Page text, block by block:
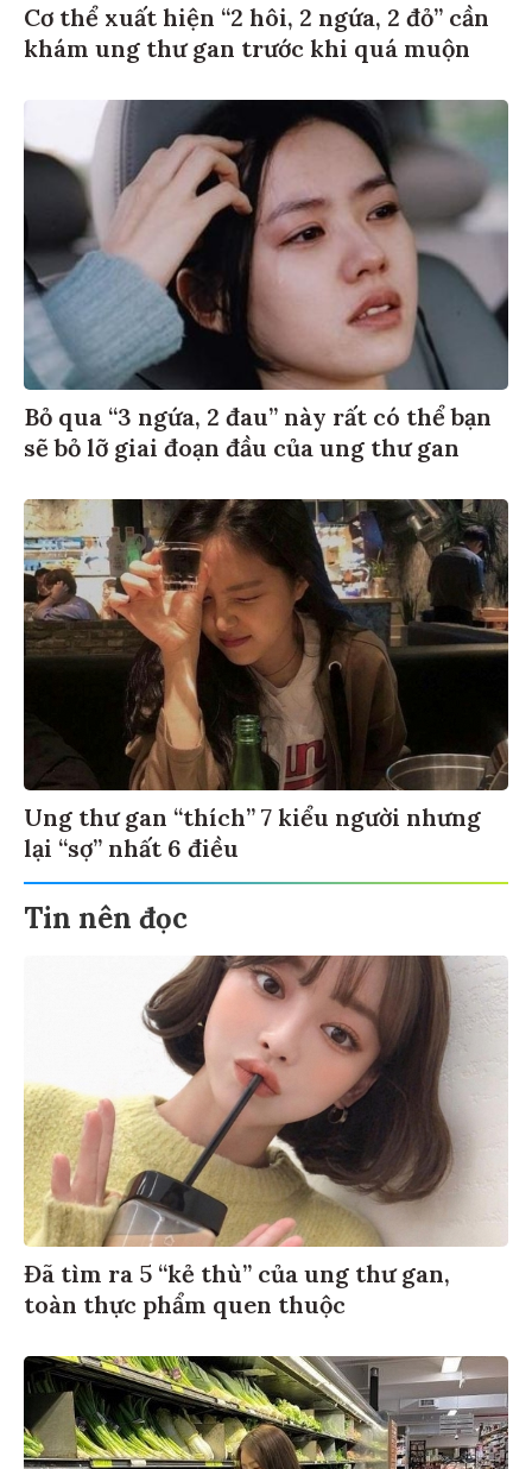
Cơ thể xuất hiện “2 hôi, 2 ngứa, 2 đỏ” cần
khám ung thư gan trước khi quá muộn
Bỏ qua “3 ngứa, 2 đau” này rất có thể bạn
sẽ bỏ lỡ giai đoạn đầu của ung thư gan
Ung thư gan “thích” 7 kiểu người nhưng
lại “sợ” nhất 6 điều
Tin nên đọc
Đã tìm ra 5 “kẻ thù” của ung thư gan,
toàn thực phẩm quen thuộc